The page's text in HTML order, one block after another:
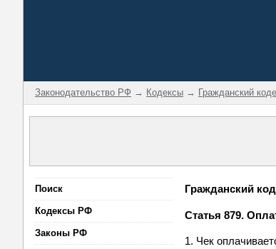
Законодательство РФ → Кодексы → Гражданский
Поиск
Кодексы РФ
Законы РФ
Гражданский
Статья 879.
1. Чек